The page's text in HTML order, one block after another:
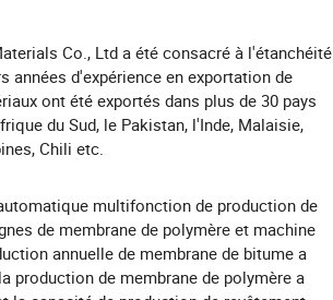
Co., Ltd a été consacré à l'étanchéité
années d'expérience en exportation de
ont été exportés dans plus de 30 pays
du Sud, le Pakistan, l'Inde, Malaisie,
Chili etc.
multifonction de production de
de membrane de polymère et machine
annuelle de membrane de bitume a
production de membrane de polymère a